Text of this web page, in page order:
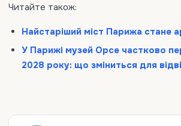
Читайте також:
Найстаріший міст Парижа стане
У Парижі музей Орсе частково
2028 року: що зміниться для